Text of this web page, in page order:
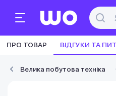
ПРО ТОВАР ВІДГУКИ ТА
Велика побутова техніка